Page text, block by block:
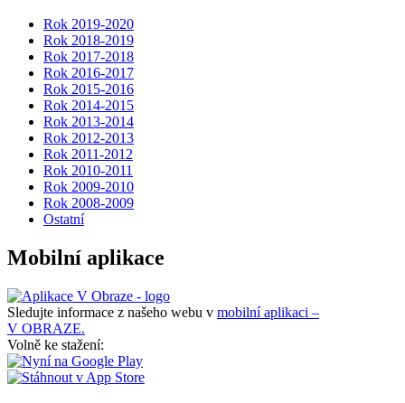
Rok 2019-2020
Rok 2018-2019
Rok 2017-2018
Rok 2016-2017
Rok 2015-2016
Rok 2014-2015
Rok 2013-2014
Rok 2012-2013
Rok 2011-2012
Rok 2010-2011
Rok 2009-2010
Rok 2008-2009
Ostatní
Mobilní aplikace
Sledujte informace z našeho webu v mobilní aplikaci –
V OBRAZE.
Volně ke stažení: